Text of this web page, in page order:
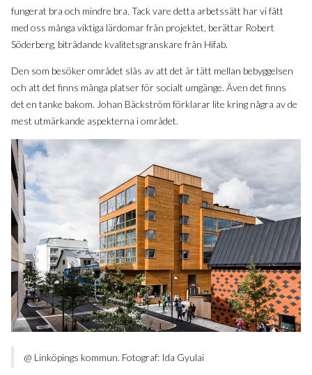
fungerat bra och mindre bra. Tack vare detta arbetssätt har vi fått
med oss många viktiga lärdomar från projektet, berättar Robert
Söderberg, biträdande kvalitetsgranskare från Hifab.
Den som besöker området slås av att det är tätt mellan bebyggelsen
och att det finns många platser för socialt umgänge. Även det finns
det en tanke bakom. Johan Bäckström förklarar lite kring några av de
mest utmärkande aspekterna i området.
@ Linköpings kommun. Fotograf: Ida Gyulai